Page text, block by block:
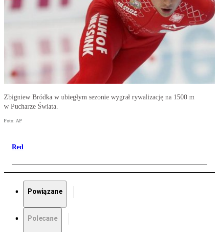
Zbigniew Bródka w ubiegłym sezonie wygrał rywalizację na 1500 m
w Pucharze Świata.
Foto: AP
Red
Powiązane
Polecane